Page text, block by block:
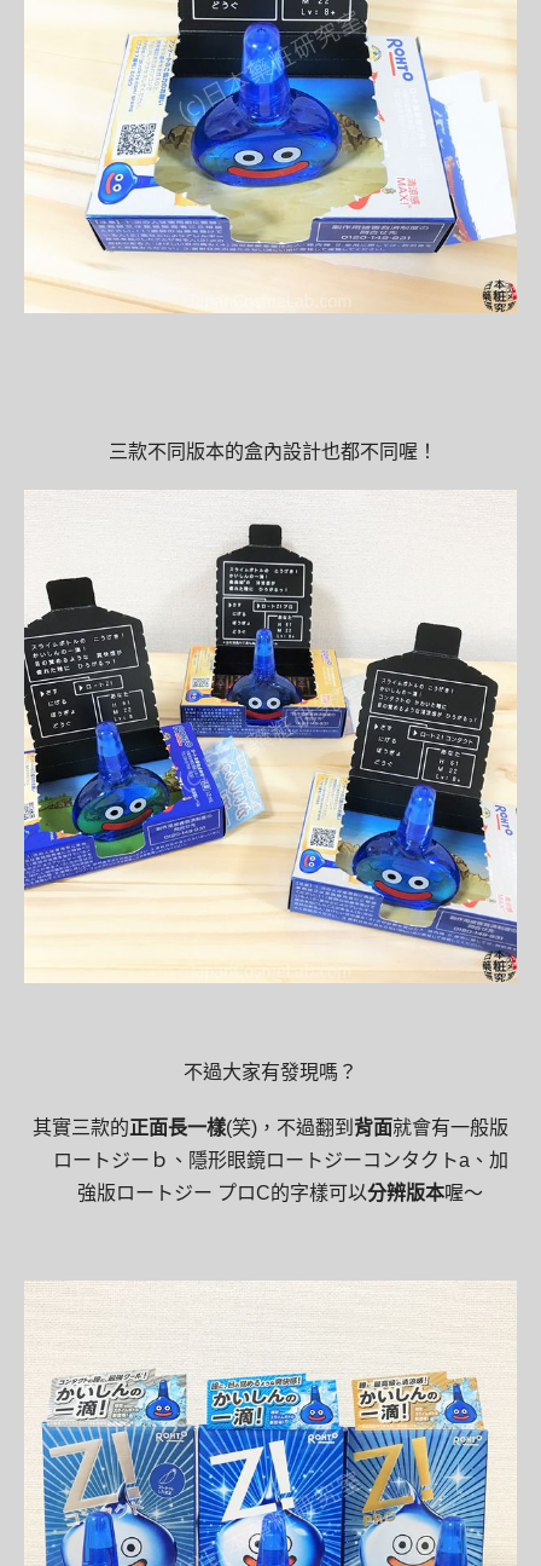
三款不同版本的盒內設計也都不同喔！
不過大家有發現嗎？
其實三款的正面長一樣(笑)，不過翻到 背面就會有一般版
ロートジーｂ、隱形眼鏡ロートジーコンタクトa、加
強版ロートジー プロC的字樣可以分辨版本喔～